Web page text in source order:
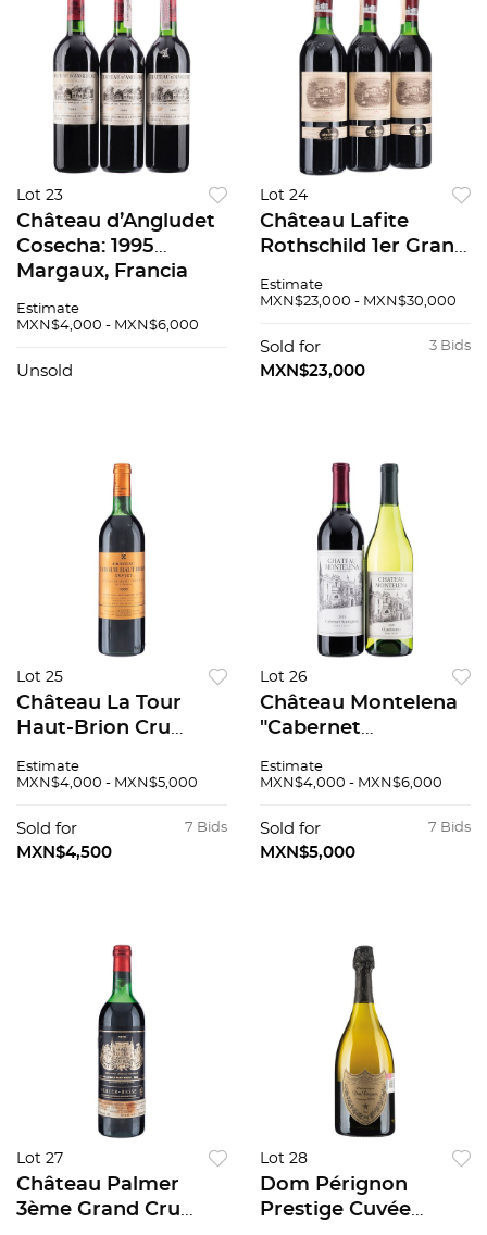
Lot 23
Château d’Angludet
Cosecha: 1995
Margaux, Francia
Piezas: 3 89 / 100
Estimate
MXN$4,000 - MXN$6,000
Unsold
Lot 24
Château Lafite
Rothschild 1er Grand
1985 Pauillac,
cuello Pzas 3 94/100
Estimate
MXN$23,000 - MXN$30,000
3 Bids
Sold for
MXN$23,000
Lot 25
Château La Tour
Haut-Brion Cru
Cosecha: 1982
Francia Nivel: en la
punta del hombro
Estimate
MXN$4,000 - MXN$5,000
7 Bids
Sold for
MXN$4,500
Lot 26
Château Montelena
"Cabernet
Château Montelena
Estimate
MXN$4,000 - MXN$6,000
7 Bids
Sold for
MXN$5,000
Lot 27
Château Palmer
3ème Grand Cru
Lot 28
Dom Pérignon
Prestige Cuvée